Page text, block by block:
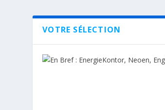
VOTRE SÉLECTION